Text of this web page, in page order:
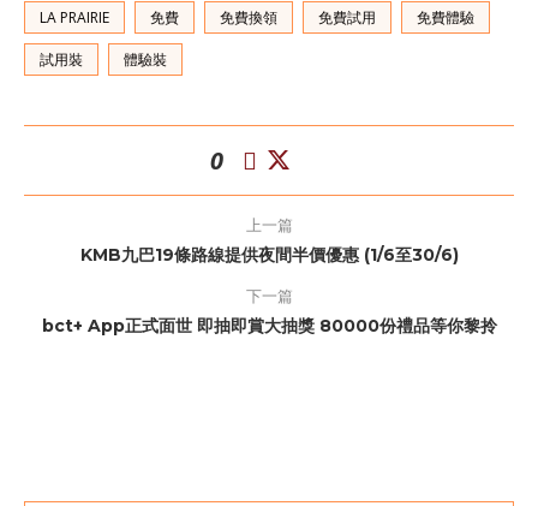
LA PRAIRIE 免費 免費換領 免費試用 免費體驗
試用裝 體驗裝
0
上一篇
KMB九巴19條路線提供夜間半價優惠 (1/6至30/6)
下一篇
bct+ App正式面世 即抽即賞大抽獎 80000份禮品等你黎拎